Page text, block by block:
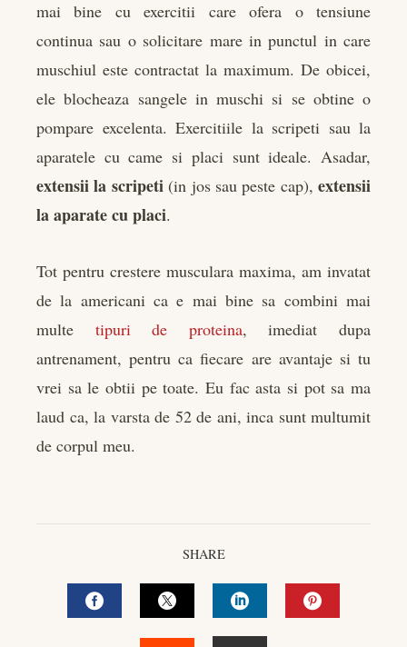
mai bine cu exercitii care ofera o tensiune
continua sau o solicitare mare in punctul in care
muschiul este contractat la maximum. De obicei,
ele blocheaza sangele in muschi si se obtine o
pompare excelenta. Exercitiile la scripeti sau la
aparatele cu came si placi sunt ideale. Asadar,
extensii la scripeti (in jos sau peste cap), extensii
la aparate cu placi.
Tot pentru crestere musculara maxima, am invatat
de la americani ca e mai bine sa combini mai
multe tipuri de proteina, imediat dupa
antrenament, pentru ca fiecare are avantaje si tu
vrei sa le obtii pe toate. Eu fac asta si pot sa ma
laud ca, la varsta de 52 de ani, inca sunt multumit
de corpul meu.
SHARE
FACEBOOKTWITTERLINKEDIN